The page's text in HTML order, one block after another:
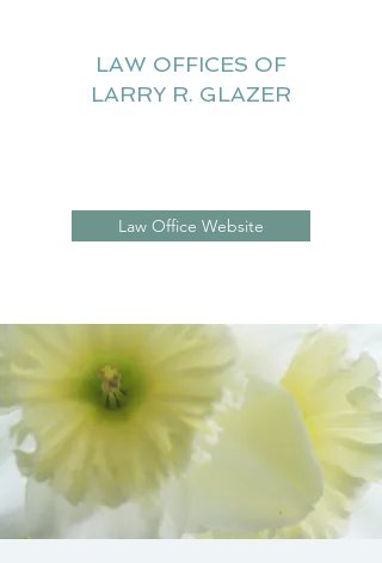
LAW OFFICES OF
LARRY R. GLAZER
Law Office Website